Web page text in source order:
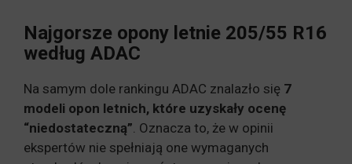
Najgorsze opony letnie 205/55 R16
według ADAC
Na samym dole rankingu ADAC znalazło się 7
modeli opon letnich, które uzyskały ocenę
“niedostateczną”. Oznacza to, że w opinii
ekspertów nie spełniają one wymaganych